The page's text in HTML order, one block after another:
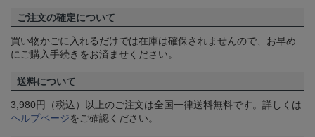
ご注文の確定について
買い物かごに入れるだけでは在庫は確保されませんので、お早め
にご購入手続きをお済ませください。
送料について
3,980円（税込）以上のご注文は全国一律送料無料です。詳しくは
ヘルプページをご確認ください。